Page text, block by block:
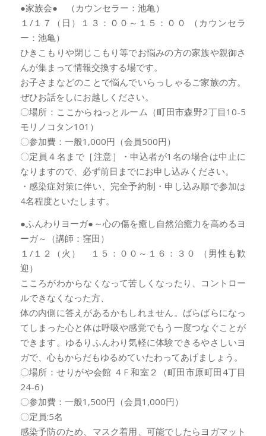
●家族会● （カウンセラー：池亀）
１/１７（日）１３：００～１５：００ （カウンセラ
ー：池亀）
ひきこもりや閉じこもり等でお悩みの方の家族や親御さ
んが集まって情報交換する場です。
お子さまなどのことで悩んでいらっしゃるご家族の方。
ぜひお話をしにお越しください。
〇場所：ここからねっとルーム（町田市森野2丁目10-5
モリノコタン101）
〇参加費：一般1,000円（会員500円）
〇定員４名まで［注意］・申込者が1名の場合は中止に
なりますので、必ず前日までにお申し込みください。
・感染症対策に伴い、完全予約制・申し込み順で参加は
4名程度といたします。
●ふんわりヨーガ●～心の傷を癒し自然治癒力を高めるヨ
ーガ～（講師：窪田）
１/１２（火） １５：００～１６：３０ （男性も歓
迎）
こころがわからなくなって苦しくなったり、コントロー
ルできなくなった方、
体の内側に答えがあるかもしれません。ばらばらになっ
てしまった心と体は呼吸や感覚でもう一度つなぐことが
できます。ゆるりふんわり気軽に体験できるやさしいヨ
ガで、心もからだもゆるめていたわってあげましょう。
〇場所：せりがや会館 ４F 和室２（町田市原町田4丁目
24-6）
〇参加費：一般1,500円（会員1,000円）
〇定員:5名
感染予防のため、マスク着用、可能でしたらヨガマット